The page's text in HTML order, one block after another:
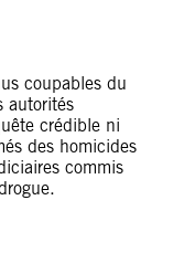
coupables du
autorités
crédible ni
des homicides
commis